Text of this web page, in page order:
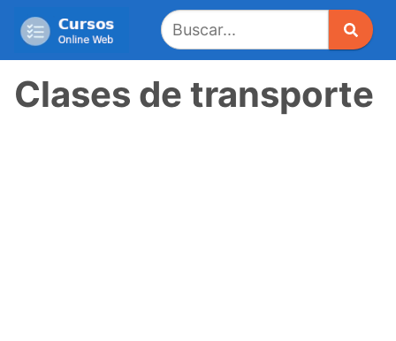
Clases de transporte